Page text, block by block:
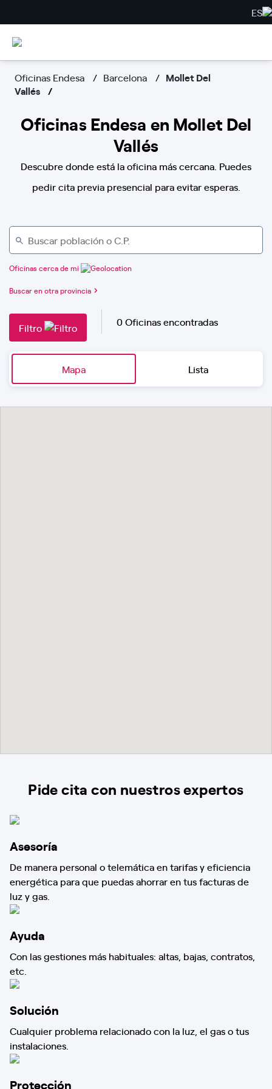
ES
Oficinas Endesa Barcelona
Mollet Del
Vallés
Oficinas Endesa en Mollet Del
Vallés
Descubre donde está la oficina más cercana. Puedes
pedir cita previa presencial para evitar esperas.
Oficinas cerca de mi
Buscar en otra provincia
Filtro 0 Oficinas encontradas
Mapa Lista
Pide cita con nuestros expertos
Asesoría
De manera personal o telemática en tarifas y eficiencia
energética para que puedas ahorrar en tus facturas de
luz y gas.
Ayuda
Con las gestiones más habituales: altas, bajas, contratos,
etc.
Solución
Cualquier problema relacionado con la luz, el gas o tus
instalaciones.
Protección